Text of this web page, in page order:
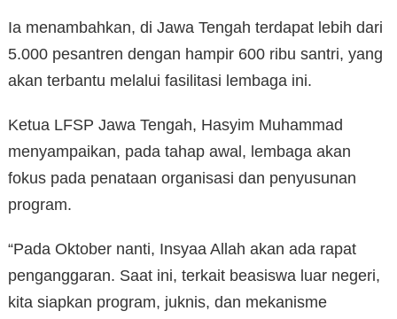
Ia menambahkan, di Jawa Tengah terdapat lebih dari
5.000 pesantren dengan hampir 600 ribu santri, yang
akan terbantu melalui fasilitasi lembaga ini.
Ketua LFSP Jawa Tengah, Hasyim Muhammad
menyampaikan, pada tahap awal, lembaga akan
fokus pada penataan organisasi dan penyusunan
program.
“Pada Oktober nanti, Insyaa Allah akan ada rapat
penganggaran. Saat ini, terkait beasiswa luar negeri,
kita siapkan program, juknis, dan mekanisme